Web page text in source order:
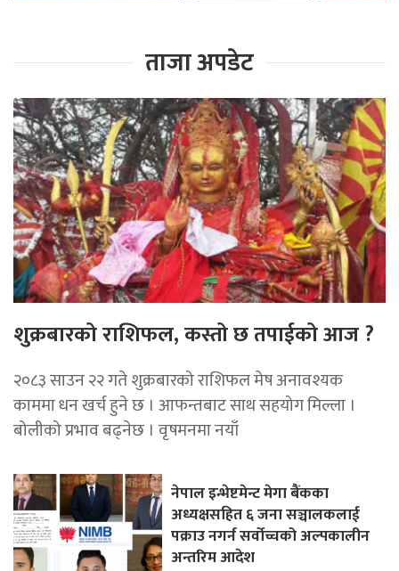
ताजा अपडेट
शुक्रबारको राशिफल, कस्तो छ तपाईको आज ?
२०८३ साउन २२ गते शुक्रबारको राशिफल मेष अनावश्यक
काममा धन खर्च हुने छ । आफन्तबाट साथ सहयोग मिल्ला ।
बोलीको प्रभाव बढ्नेछ । वृषमनमा नयाँ
नेपाल इन्भेष्टमेन्ट मेगा बैंकका
अध्यक्षसहित ६ जना सञ्चालकलाई
पक्राउ नगर्न सर्वोच्चको अल्पकालीन
अन्तरिम आदेश